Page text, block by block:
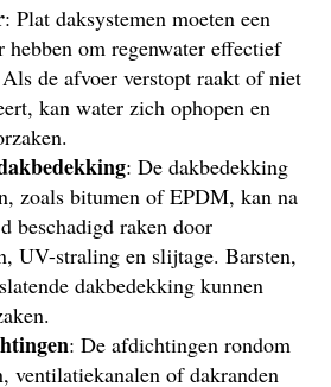
: Plat daksystemen moeten een
hebben om regenwater effectief
de afvoer verstopt raakt of niet
kan water zich ophopen en
: De dakbedekking
zoals bitumen of EPDM, kan na
beschadigd raken door
UV-straling en slijtage. Barsten,
dakbedekking kunnen
: De afdichtingen rondom
ventilatiekanalen of dakranden